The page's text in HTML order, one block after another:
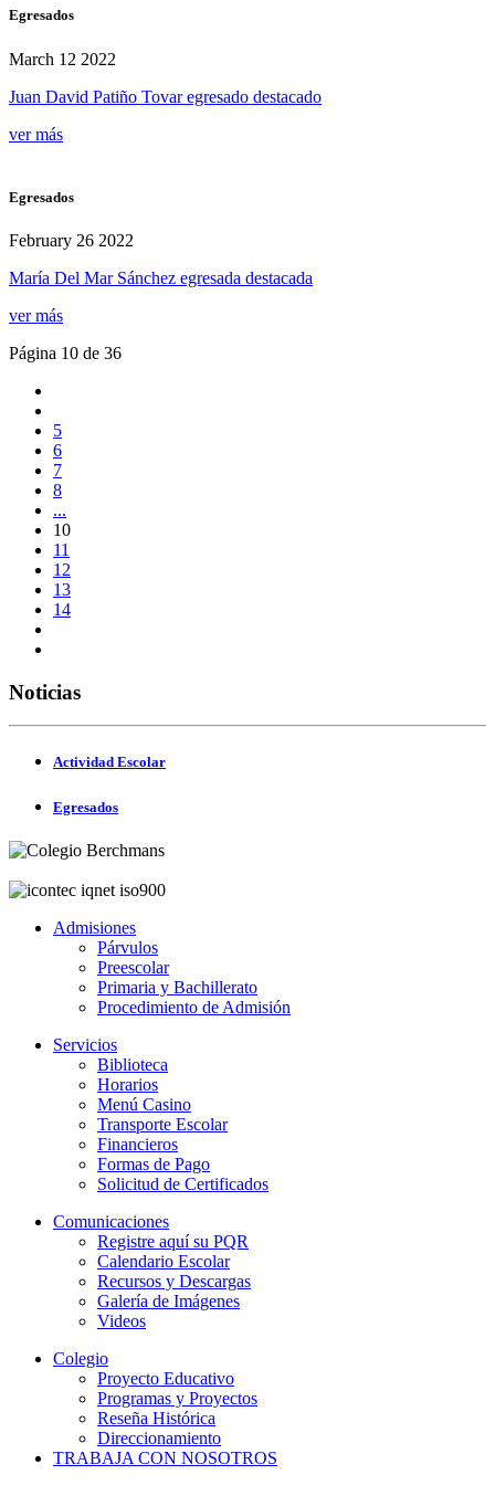
Egresados
March 12 2022
Juan David Patiño Tovar egresado destacado
ver más
Egresados
February 26 2022
María Del Mar Sánchez egresada destacada
ver más
Página 10 de 36
5
6
7
8
...
10
11
12
13
14
Noticias
Actividad Escolar
Egresados
Admisiones
Párvulos
Preescolar
Primaria y Bachillerato
Procedimiento de Admisión
Servicios
Biblioteca
Horarios
Menú Casino
Transporte Escolar
Financieros
Formas de Pago
Solicitud de Certificados
Comunicaciones
Registre aquí su PQR
Calendario Escolar
Recursos y Descargas
Galería de Imágenes
Videos
Colegio
Proyecto Educativo
Programas y Proyectos
Reseña Histórica
Direccionamiento
TRABAJA CON NOSOTROS